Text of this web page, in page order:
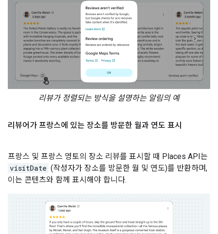
리뷰가 정렬되는 방식을 설명하는 알림의 예
리뷰어가 프랑스에 있는 장소를 방문한 월과 연도 표시
프랑스 및 프랑스 영토의 장소 리뷰를 표시할 때 Places API는
visitDate (작성자가 장소를 방문한 월 및 연도)를 반환하며,
이는 콘텐츠와 함께 표시해야 합니다.